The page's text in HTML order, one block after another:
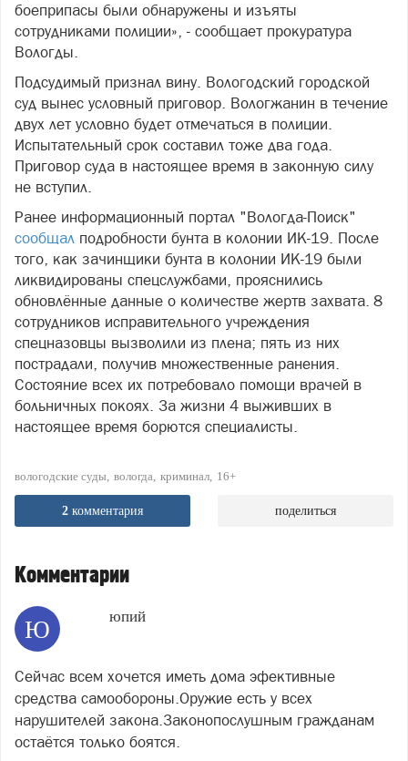
боеприпасы были обнаружены и изъяты
сотрудниками полиции», - сообщает прокуратура
Вологды.
Подсудимый признал вину. Вологодский городской
суд вынес условный приговор. Вологжанин в течение
двух лет условно будет отмечаться в полиции.
Испытательный срок составил тоже два года.
Приговор суда в настоящее время в законную силу
не вступил.
Ранее информационный портал "Вологда-Поиск"
сообщал подробности бунта в колонии ИК-19. После
того, как зачинщики бунта в колонии ИК-19 были
ликвидированы спецслужбами, прояснились
обновлённые данные о количестве жертв захвата. 8
сотрудников исправительного учреждения
спецназовцы вызволили из плена; пять из них
пострадали, получив множественные ранения.
Состояние всех их потребовало помощи врачей в
больничных покоях. За жизни 4 выживших в
настоящее время борются специалисты.
вологодские суды вологда криминал 16+
2 комментария поделиться
Комментарии
Ю юпий
Сейчас всем хочется иметь дома эфективные
средства самообороны.Оружие есть у всех
нарушителей закона.Законопослушным гражданам
остаётся только боятся.